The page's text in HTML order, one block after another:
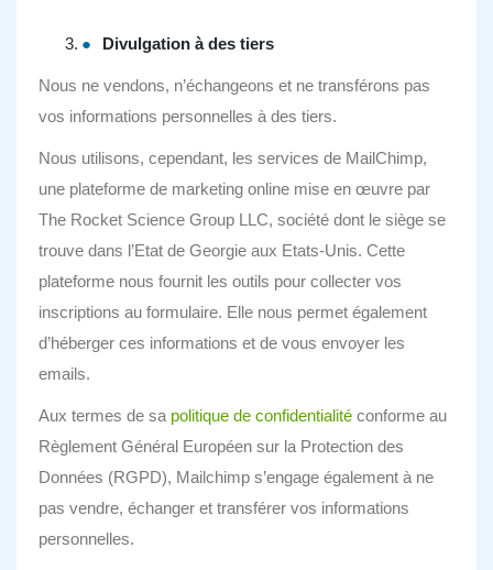
Divulgation à des tiers
Nous ne vendons, n’échangeons et ne transférons pas
vos informations personnelles à des tiers.
Nous utilisons, cependant, les services de MailChimp,
une plateforme de marketing online mise en œuvre par
The Rocket Science Group LLC, société dont le siège se
trouve dans l’Etat de Georgie aux Etats-Unis. Cette
plateforme nous fournit les outils pour collecter vos
inscriptions au formulaire. Elle nous permet également
d’héberger ces informations et de vous envoyer les
emails.
Aux termes de sa politique de confidentialité conforme au
Règlement Général Européen sur la Protection des
Données (RGPD), Mailchimp s’engage également à ne
pas vendre, échanger et transférer vos informations
personnelles.